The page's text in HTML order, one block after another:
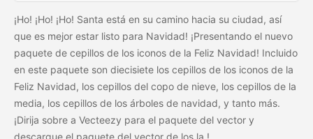
¡Ho! ¡Ho! ¡Ho! Santa está en su camino hacia su ciudad, así
que es mejor estar listo para Navidad! ¡Presentando el nuevo
paquete de cepillos de los iconos de la Feliz Navidad! Incluido
en este paquete son diecisiete los cepillos de los iconos de la
Feliz Navidad, los cepillos del copo de nieve, los cepillos de la
media, los cepillos de los árboles de navidad, y tanto más.
¡Dirija sobre a Vecteezy para el paquete del vector y
descargue el paquete del vector de los la !